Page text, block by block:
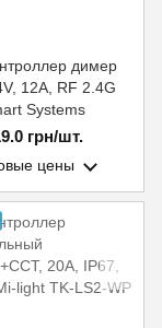
димер
12A, RF 2.4G
Systems
грн/шт.
цены